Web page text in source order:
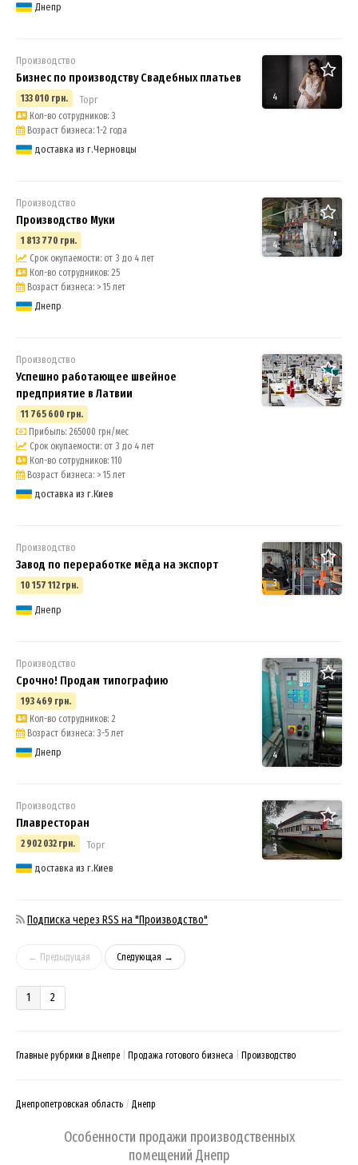
Днепр
4
Производство
Бизнес по производству Свадебных платьев
133 010 грн. Торг
Кол-во сотрудников: 3
Возраст бизнеса: 1-2 года
доставка из г.Черновцы
4
Производство
Производство Муки
1 813 770 грн.
Срок окупаемости: от 3 до 4 лет
Кол-во сотрудников: 25
Возраст бизнеса: > 15 лет
Днепр
Производство
Успешно работающее швейное
предприятие в Латвии
11 765 600 грн.
Прибыль: 265000 грн/мес
Срок окупаемости: от 3 до 4 лет
Кол-во сотрудников: 110
Возраст бизнеса: > 15 лет
доставка из г.Киев
3
Производство
Завод по переработке мёда на экспорт
10 157 112 грн.
Днепр
4
Производство
Срочно! Продам типографию
193 469 грн.
Кол-во сотрудников: 2
Возраст бизнеса: 3-5 лет
Днепр
3
Производство
Плавресторан
2 902 032 грн.
Торг
доставка из г.Киев
Подписка через RSS на "Производство"
← Предыдущая Следующая →
1 2
Главные рубрики в Днепре Продажа готового бизнеса Производство
Днепропетровская область Днепр
Особенности продажи производственных
помещений Днепр